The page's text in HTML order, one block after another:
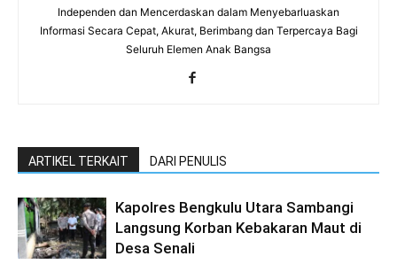
Independen dan Mencerdaskan dalam Menyebarluaskan
Informasi Secara Cepat, Akurat, Berimbang dan Terpercaya Bagi
Seluruh Elemen Anak Bangsa
ARTIKEL TERKAIT DARI PENULIS
Kapolres Bengkulu Utara Sambangi
Langsung Korban Kebakaran Maut di
Desa Senali